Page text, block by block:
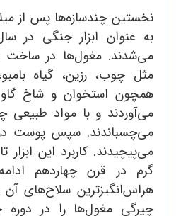
نخستین چندسازه‌ها پس از
می‌شدند. مغول‌ها در ساخت
مثل چوب، رزین، گیاه
همچون استخوان و شاخ
می‌آوردند و با مواد طبیعی
می‌چسباندند. سپس پوست
می‌پیچیدند. کاربرد این
گرم در قرن چهاردهم
هراس‌انگیزترین سلاح‌های
چیرگی مغول‌ها را در دوره